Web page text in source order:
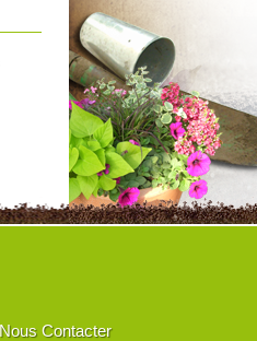
Nous Contacter